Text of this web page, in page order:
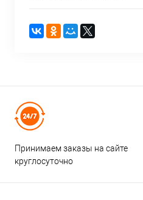
Принимаем заказы на сайте
круглосуточно